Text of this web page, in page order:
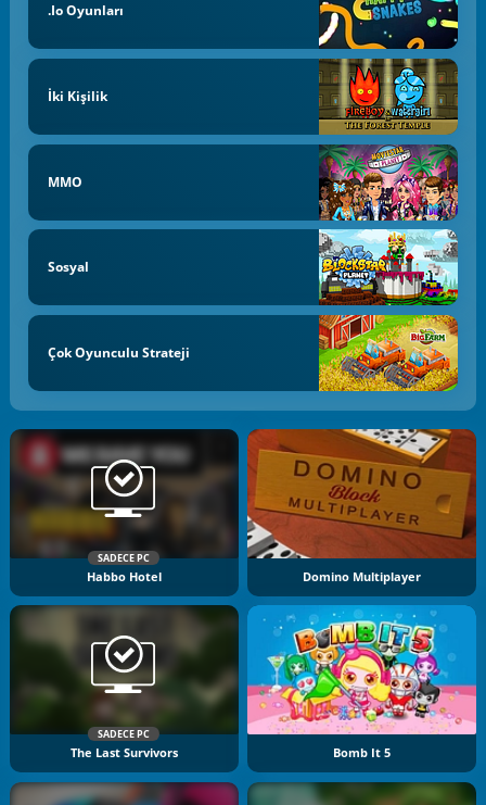
.io Oyunları
İki Kişilik
MMO
Sosyal
Çok Oyunculu Strateji
SADECE PC
Habbo Hotel Domino Multiplayer
SADECE PC
The Last Survivors Bomb It 5